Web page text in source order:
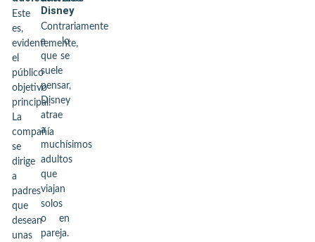
Este
es,
evidentemente,
el
público
objetivo
principal.
La
compañía
se
dirige
a
padres
que
desean
unas
Disney
Contrariamente
a lo
que se
suele
pensar,
Disney
atrae
a
muchísimos
adultos
que
viajan
solos
o en
pareja.